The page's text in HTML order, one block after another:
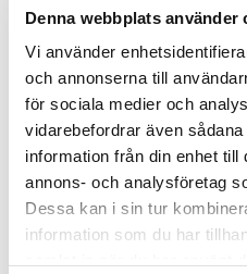
Denna webbplats använder
Vi använder
och annonserna till
för sociala medier och
vidarebefordrar även
information från din enhet till
annons- och analysföretag
Dessa kan i sin tur
information som du har
+
-
Artikelnr
Tillv. artikelnr
Leveranstid